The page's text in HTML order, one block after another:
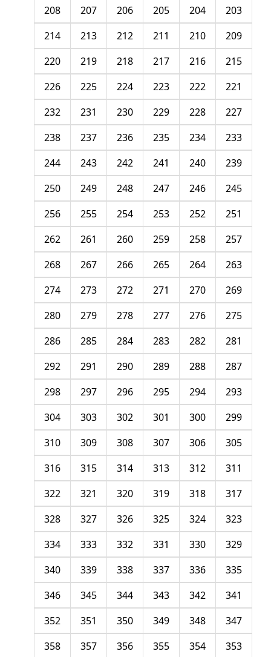
203
204
205
206
207
208
209
210
211
212
213
214
215
216
217
218
219
220
221
222
223
224
225
226
227
228
229
230
231
232
233
234
235
236
237
238
239
240
241
242
243
244
245
246
247
248
249
250
251
252
253
254
255
256
257
258
259
260
261
262
263
264
265
266
267
268
269
270
271
272
273
274
275
276
277
278
279
280
281
282
283
284
285
286
287
288
289
290
291
292
293
294
295
296
297
298
299
300
301
302
303
304
305
306
307
308
309
310
311
312
313
314
315
316
317
318
319
320
321
322
323
324
325
326
327
328
329
330
331
332
333
334
335
336
337
338
339
340
341
342
343
344
345
346
347
348
349
350
351
352
353
354
355
356
357
358